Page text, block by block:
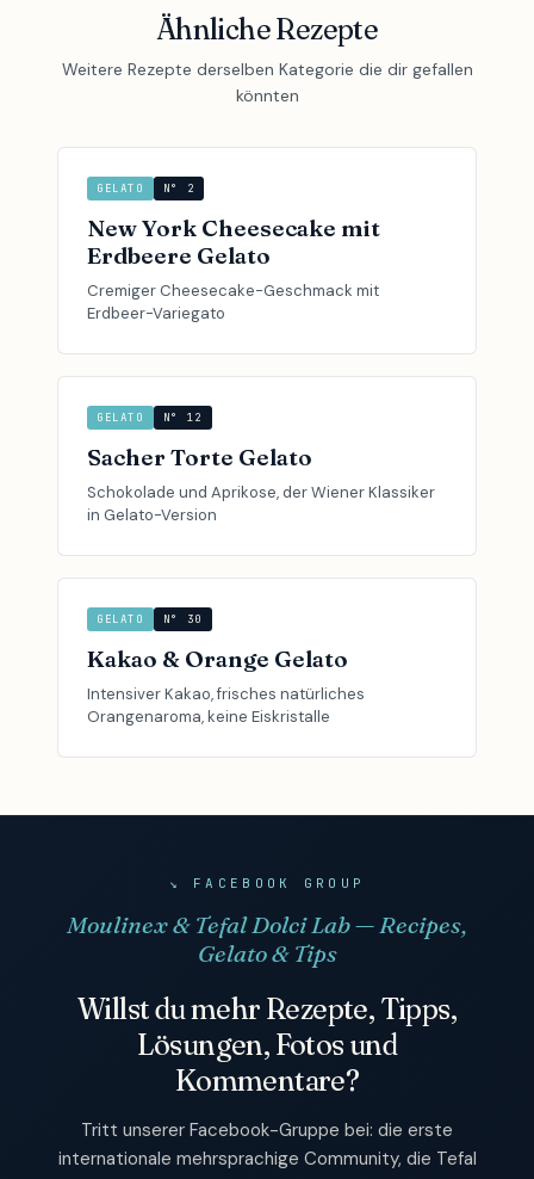
Ähnliche Rezepte
Weitere Rezepte derselben Kategorie die dir gefallen
könnten
GELATO N° 2
New York Cheesecake mit
Erdbeere Gelato
Cremiger Cheesecake-Geschmack mit
Erdbeer-Variegato
GELATO N° 12
Sacher Torte Gelato
Schokolade und Aprikose, der Wiener Klassiker
in Gelato-Version
GELATO N° 30
Kakao & Orange Gelato
Intensiver Kakao, frisches natürliches
Orangenaroma, keine Eiskristalle
↘ FACEBOOK GROUP
Moulinex & Tefal Dolci Lab — Recipes,
Gelato & Tips
Willst du mehr Rezepte, Tipps,
Lösungen, Fotos und
Kommentare?
Tritt unserer Facebook-Gruppe bei: die erste
internationale mehrsprachige Community, die Tefal